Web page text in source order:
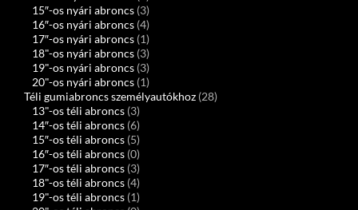
15″-os nyári abroncs (3)
16″-os nyári abroncs (4)
17″-os nyári abroncs (1)
18"-os nyári abroncs (3)
19"-os nyári abroncs (3)
20"-os nyári abroncs (1)
Téli gumiabroncs személyautókhoz (28)
13"-os téli abroncs (3)
14″-os téli abroncs (6)
15″-os téli abroncs (5)
16″-os téli abroncs (0)
17″-os téli abroncs (3)
18"-os téli abroncs (4)
19"-os téli abroncs (1)